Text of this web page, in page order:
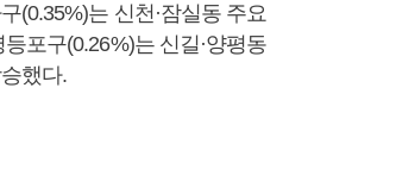
(0.35%)는 신천·잠실동 주요
포구(0.26%)는 신길·양평동
했다.